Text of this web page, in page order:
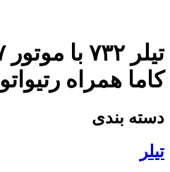
کاما همراه
دسته بندی
تیلر